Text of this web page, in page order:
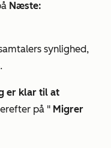
Næste:
synlighed,
.
er klar til at
på " Migrer